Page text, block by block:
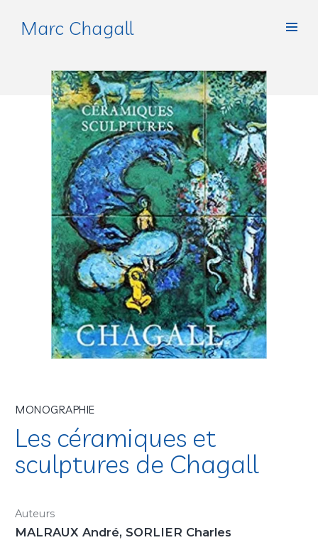
Marc Chagall
MONOGRAPHIE
Les céramiques et
sculptures de Chagall
Auteurs
MALRAUX André, SORLIER Charles